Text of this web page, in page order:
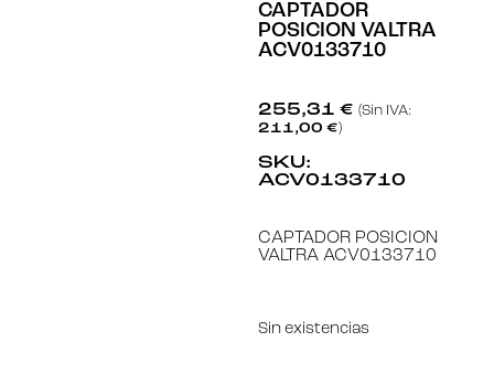
CAPTADOR
POSICION VALTRA
ACV0133710
255,31 € (Sin IVA:
211,00 €)
SKU:
ACV0133710
CAPTADOR POSICION
VALTRA ACV0133710
Sin existencias